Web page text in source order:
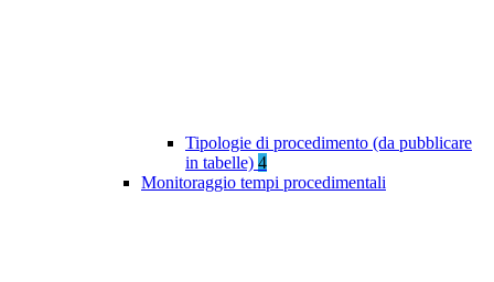
Tipologie di procedimento (da pubblicare
in tabelle) 4
Monitoraggio tempi procedimentali